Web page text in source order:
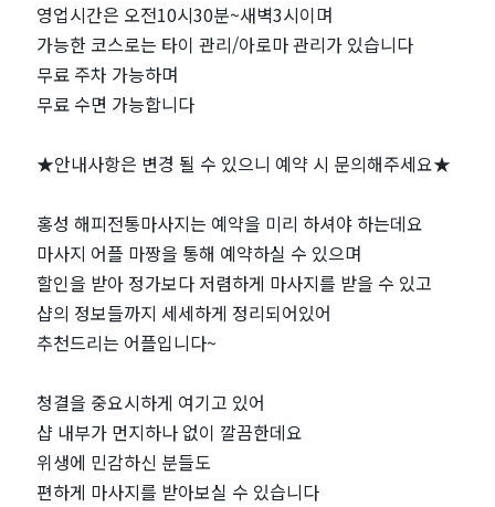
기
마
사
지
샵
추
천
｜
마
영업시간은 오전10시30분~새벽3시이며
가능한 코스로는 타이 관리/아로마 관리가 있습니다
무료 주차 가능하며
무료 수면 가능합니다
★안내사항은 변경 될 수 있으니 예약 시 문의해주세요★
홍성 해피전통마사지는 예약을 미리 하셔야 하는데요
마사지 어플 마짱을 통해 예약하실 수 있으며
할인을 받아 정가보다 저렴하게 마사지를 받을 수 있고
샵의 정보들까지 세세하게 정리되어있어
추천드리는 어플입니다~
청결을 중요시하게 여기고 있어
샵 내부가 먼지하나 없이 깔끔한데요
위생에 민감하신 분들도
편하게 마사지를 받아보실 수 있습니다